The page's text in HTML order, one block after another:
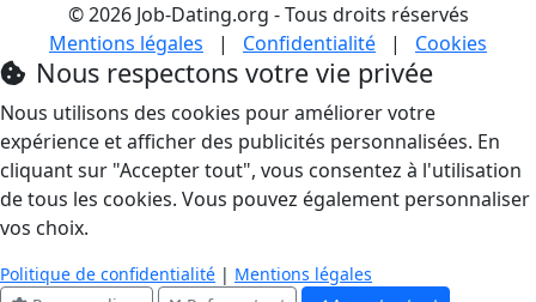
© 2026 Job-Dating.org - Tous droits réservés
Mentions légales
| Confidentialité | Cookies
Nous respectons votre vie privée
Nous utilisons des cookies pour améliorer votre
expérience et afficher des publicités personnalisées. En
cliquant sur "Accepter tout", vous consentez à l'utilisation
de tous les cookies. Vous pouvez également personnaliser
vos choix.
Politique de confidentialité | Mentions légales